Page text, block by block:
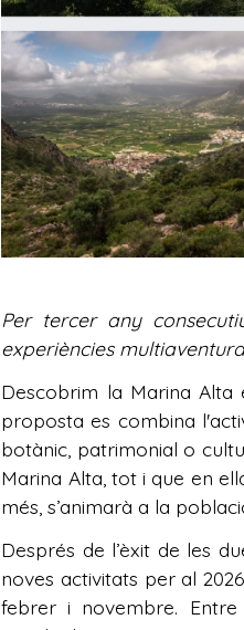
Per tercer any
experiències
Descobrim la Marina
proposta es combina
botànic, patrimonial o
Marina Alta, tot i que en
més, s’animarà a la
Després de l’èxit de les
noves activitats per al
febrer i novembre. Entre